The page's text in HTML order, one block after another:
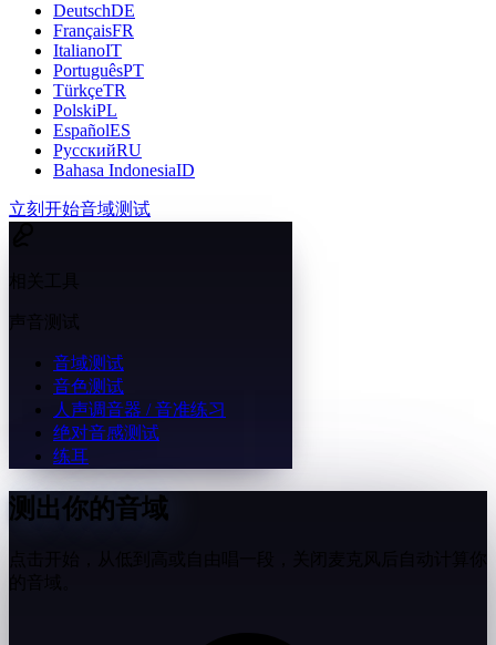
DeutschDE
FrançaisFR
ItalianoIT
PortuguêsPT
TürkçeTR
PolskiPL
EspañolES
РусскийRU
Bahasa IndonesiaID
立刻开始音域测试
声音测试
音域测试
音色测试
人声调音器 / 音准练习
绝对音感测试
练耳
测出你的音域